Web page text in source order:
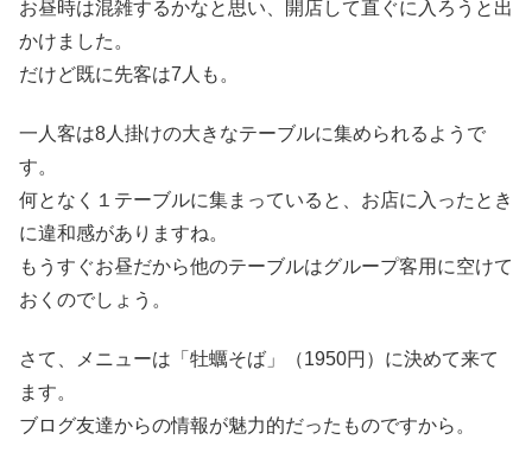
お昼時は混雑するかなと思い、開店して直ぐに入ろうと出
かけました。
だけど既に先客は7人も。
一人客は8人掛けの大きなテーブルに集められるようで
す。
何となく１テーブルに集まっていると、お店に入ったとき
に違和感がありますね。
もうすぐお昼だから他のテーブルはグループ客用に空けて
おくのでしょう。
さて、メニューは「牡蠣そば」（1950円）に決めて来て
ます。
ブログ友達からの情報が魅力的だったものですから。